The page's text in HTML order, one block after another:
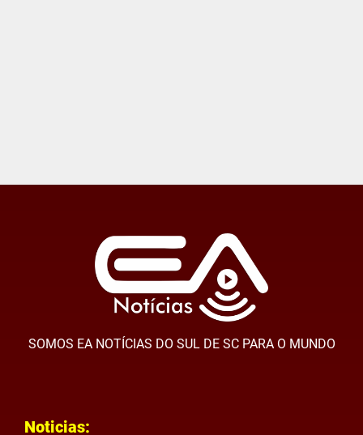
SOMOS EA NOTÍCIAS DO SUL DE SC PARA O MUNDO
Noticias: